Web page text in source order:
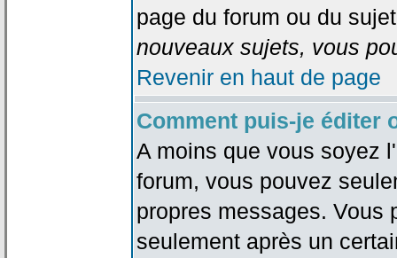
page du forum ou du
nouveaux sujets, vous
Revenir en haut de page
Comment puis-je éditer
A moins que vous soyez
forum, vous pouvez
propres messages. Vous
seulement après un